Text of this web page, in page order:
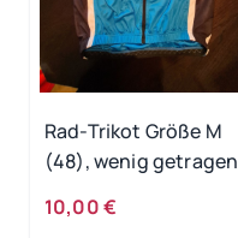
Rad-Trikot Größe M
(48), wenig getragen
10,00 €